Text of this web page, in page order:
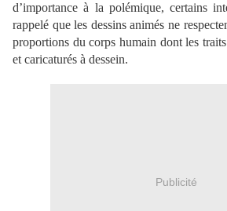
d’importance à la polémique, certains
rappelé que les dessins animés ne
proportions du corps humain dont les
et caricaturés à dessein.
Publicité